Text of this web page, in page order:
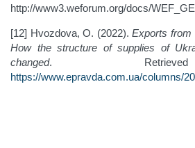
http://www3.weforum.org/docs/
[12] Hvozdova, O. (2022).Exports from
How the structure of supplies of
changed.
https://www.epravda.com.ua/columns/